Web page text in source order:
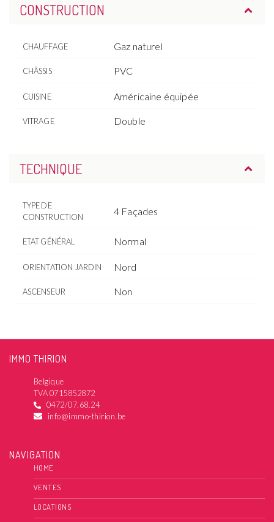
CONSTRUCTION
CHAUFFAGE Gaz naturel
CHÂSSIS PVC
CUISINE Américaine équipée
VITRAGE Double
TECHNIQUE
TYPE DE
CONSTRUCTION
4 Façades
ETAT GÉNÉRAL Normal
ORIENTATION JARDIN Nord
ASCENSEUR Non
IMMO THIRION
Belgique
TVA 0715852872
0472/07.68.24
info@immo-thirion.be
NAVIGATION
HOME
VENTES
LOCATIONS